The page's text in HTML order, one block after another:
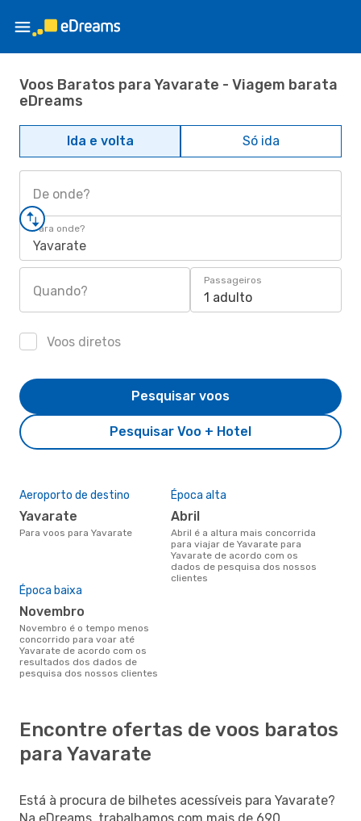
Voos Baratos para Yavarate - Viagem barata
eDreams
Ida e volta Só ida
De onde?
Para onde?
Yavarate
Quando?
Passageiros
1 adulto
Voos diretos
Pesquisar Voo + Hotel
Pesquisar voos
Aeroporto de destino
Yavarate
Para voos para Yavarate
Época alta
abril
abril é a altura mais concorrida
para viajar de Yavarate para
Yavarate de acordo com os
dados de pesquisa dos nossos
clientes
Época baixa
novembro
novembro é o tempo menos
concorrido para voar até
Yavarate de acordo com os
resultados dos dados de
pesquisa dos nossos clientes
Encontre ofertas de voos baratos
para Yavarate
Está à procura de bilhetes acessíveis para Yavarate?